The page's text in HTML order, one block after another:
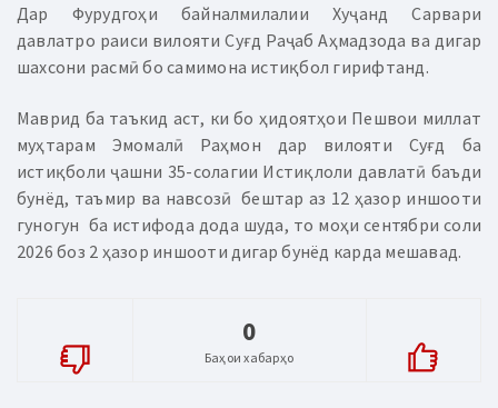
Дар Фурудгоҳи байналмилалии Хуҷанд Сарвари
давлатро раиси вилояти Суғд Раҷаб Аҳмадзода ва дигар
шахсони расмӣ бо самимона истиқбол гирифтанд.
Маврид ба таъкид аст, ки бо ҳидоятҳои Пешвои миллат
муҳтарам Эмомалӣ Раҳмон дар вилояти Суғд ба
истиқболи ҷашни 35-солагии Истиқлоли давлатӣ баъди
бунёд, таъмир ва навсозӣ бештар аз 12 ҳазор иншооти
гуногун ба истифода дода шуда, то моҳи сентябри соли
2026 боз 2 ҳазор иншооти дигар бунёд карда мешавад.
0
Баҳои хабарҳо